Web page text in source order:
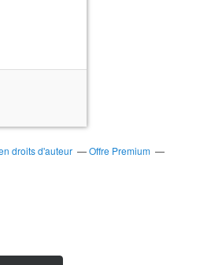
droits d'auteur
Offre Premium